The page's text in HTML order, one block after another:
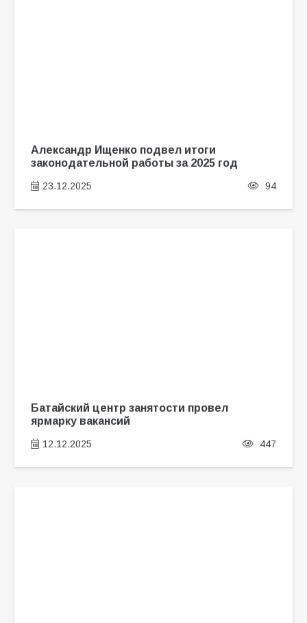
Александр Ищенко подвел итоги
законодательной работы за 2025 год
23.12.2025 94
Батайский центр занятости провел
ярмарку вакансий
12.12.2025 447